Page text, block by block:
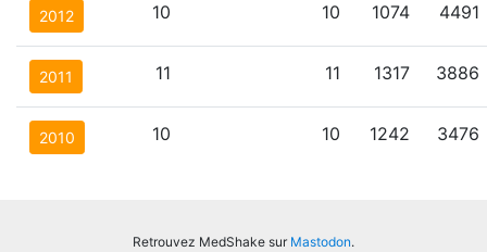
2012 10 10 1074 4491
2011 11 11 1317 3886
2010 10 10 1242 3476
Retrouvez MedShake sur Mastodon.